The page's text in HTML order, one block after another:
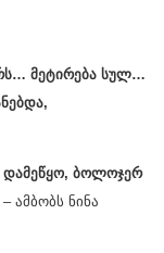
მეტირება სულ…
დამეწყო, ბოლოჯერ
– ამბობს ნინა